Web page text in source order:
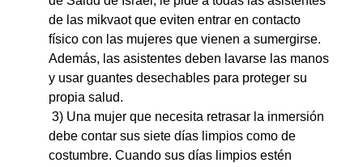
de las mikvaot que eviten entrar en contacto
físico con las mujeres que vienen a sumergirse.
Además, las asistentes deben lavarse las manos
y usar guantes desechables para proteger su
propia salud.
3) Una mujer que necesita retrasar la inmersión
debe contar sus siete días limpios como de
costumbre. Cuando sus días limpios estén